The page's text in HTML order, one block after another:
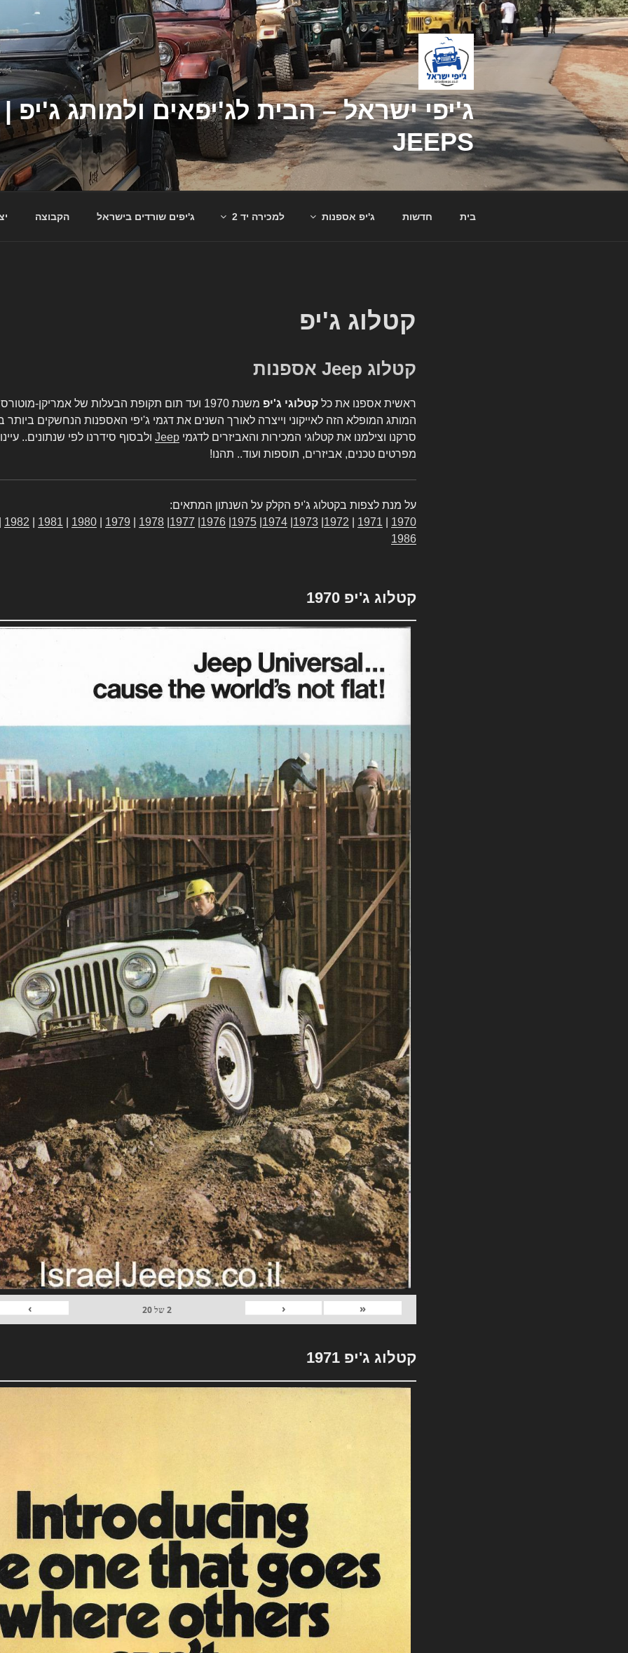
דילוג
לתוכן
JEEPS
בית חדשות ג'יפ אספנות למכירה יד 2 ג'יפים שורדים בישראל הקבוצה
קטלוג ג'יפ
קטלוג Jeep אספנות
ראשית אספנו את כל קטלוגי ג'יפ
משנת 1970 ועד תום תקופת הבעלות של אמריקן-
המותג המופלא הזה לאייקוני וייצרה לאורך השנים את דגמי ג'יפי האספנות הנחשקים
סרקנו וצילמנו את קטלוגי המכירות והאביזרים לדגמי Jeep ולבסוף סידרנו לפי שנתונים..
מפרטים טכנים, אביזרים, תוספות ועוד.. תהנו!
על מנת לצפות בקטלוג ג'יפ הקלק על השנתון המתאים:
1970
1971
1972
1973
1974
1975
1976
1977
1978
1979
1980
1981
1982
1986
קטלוג ג'יפ 1970
«
‹
2של20
›
קטלוג ג'יפ 1971